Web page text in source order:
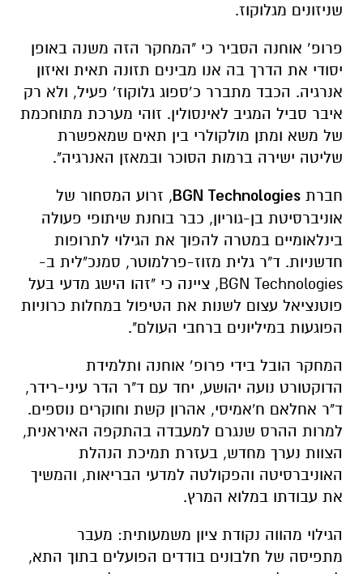
אנרגיה. הכבד מתברר כ’ספוג גלוקוז’ פעיל, ולא רק
של משא ומתן מולקולרי בין תאים שמאפשרת
שליטה ישירה ברמות הסוכר ובמאזן האנרגיה".
חברתBGN Technologies, זרוע המסחור של
אוניברסיטת בן-גוריון, כבר בוחנת שיתופי פעולה
בינלאומיים במטרה להפוך את הגילוי לתרופות
BGN Technologies, ציינה כי
"זהו הישג מדעי בעל
פוטנציאל עצום לשנות את הטיפול במחלות כרוניות
הפוגעות במיליונים ברחבי העולם".
המחקר הובל בידי פרופ’ אוחנה ותלמידת
הדוקטורט נועה יהושע, יחד עם ד"ר הדר עיני-רידר,
ד"ר אחלאם ח'אמיסי, אהרון קשת וחוקרים נוספים.
הצוות נערך מחדש, בעזרת תמיכת הנהלת
האוניברסיטה והפקולטה למדעי הבריאות, והמשיך
את עבודתו במלוא המרץ.
הגילוי מהווה נקודת ציון משמעותית: מעבר
מתפיסה של חלבונים בודדים הפועלים בתוך התא,
להבנה של מערכת סנכרון חיצונית על פני ממברנת
הטיפולים הרפואיים.